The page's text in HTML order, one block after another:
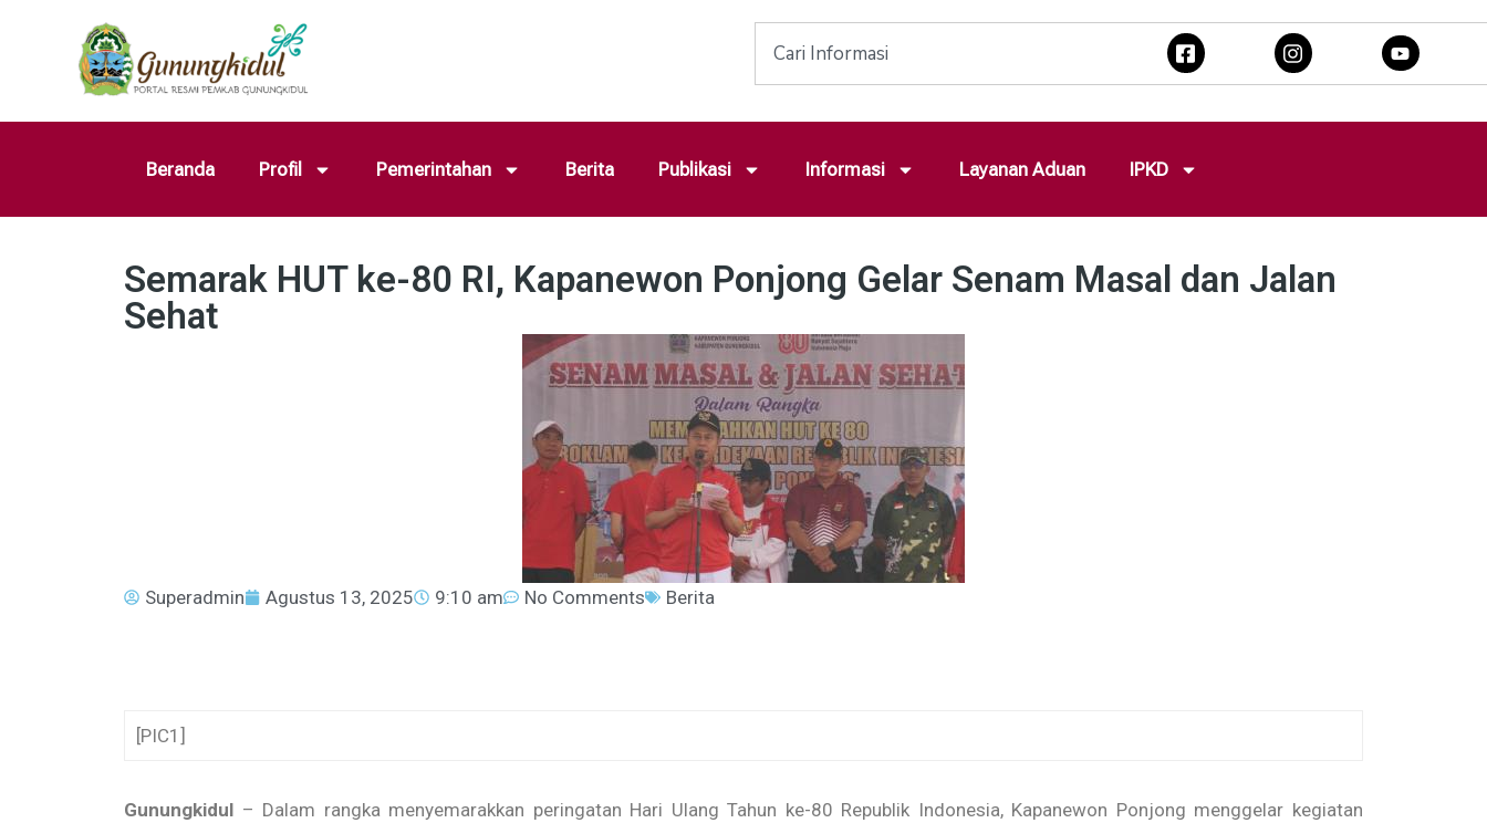
Beranda Profil Pemerintahan Berita Publikasi Informasi Layanan Aduan IPKD
Semarak HUT ke-80 RI, Kapanewon Ponjong Gelar Senam Masal dan Jalan
Sehat
Superadmin Agustus 13, 2025 9:10 am No Comments Berita
[PIC1]
Gunungkidul – Dalam rangka menyemarakkan peringatan Hari Ulang Tahun ke-80 Republik Indonesia, Kapanewon Ponjong menggelar kegiatan